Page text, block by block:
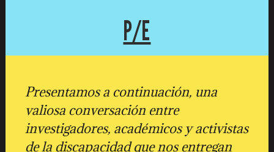
P/E
Presentamos a continuación, una
valiosa conversación entre
investigadores, académicos y activistas
de la discapacidad que nos entregan